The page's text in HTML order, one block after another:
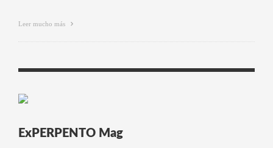
Leer mucho más
ExPERPENTO Mag